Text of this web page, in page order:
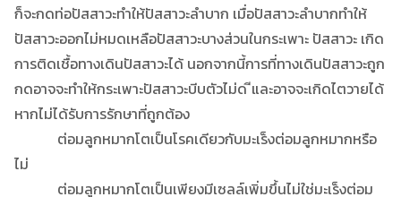
ก็จะกดท่อปัสสาวะทำให้ปัสสาวะลำบาก เมื่อปัสสาวะลำบากทำให้
ปัสสาวะออกไม่หมดเหลือปัสสาวะบางส่วนในกระเพาะ ปัสสาวะ เกิด
การติดเชื้อทางเดินปัสสาวะได้ นอกจากนี้การที่ทางเดินปัสสาวะถูก
กดอาจจะทำให้กระเพาะปัสสาวะบีบตัวไม่ด ีและอาจจะเกิดไตวายได้
หากไม่ได้รับการรักษาที่ถูกต้อง
ต่อมลูกหมากโตเป็นโรคเดียวกับมะเร็งต่อมลูกหมากหรือ
ไม่
ต่อมลูกหมากโตเป็นเพียงมีเซลล์เพิ่มขึ้นไม่ใช่มะเร็งต่อม